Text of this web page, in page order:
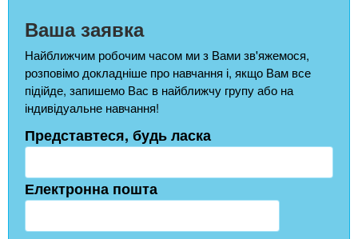
Ваша заявка
Найближчим робочим часом ми з Вами зв'яжемося,
розповімо докладніше про навчання і, якщо Вам все
підійде, запишемо Вас в найближчу групу або на
індивідуальне навчання!
Представтеся, будь ласка
Електронна пошта